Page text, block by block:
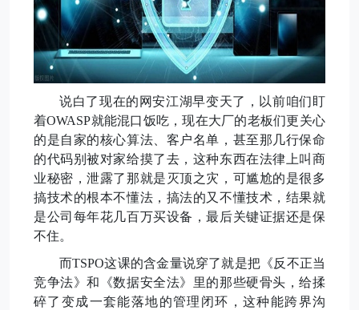
说白了现在的网安江湖早变天了，以前咱们盯
着OWASP就能混口饭吃，现在大厂的老板们更关心
的是自家的核心算法、客户名单 ， 甚至那几行保命
的代码别被对家给摸了去，这种东西在法律上叫商
业秘密，泄露了那就是灭顶之灾，可尴尬的是很多
搞技术的根本不懂法，搞法的又不懂技术，结果就
是公司每年花几百万买设备，最后关键证据还是保
不住。
而TSPO这课的含金量说穿了就是把《反不正当
竞争法》和《数据安全法》里的那些硬骨头，给揉
碎了变成一套能落地的管理闭环，这种能跨界沟